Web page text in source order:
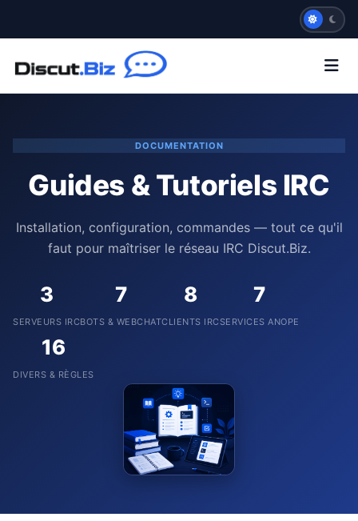
DOCUMENTATION
Guides & Tutoriels IRC
Installation, configuration, commandes — tout ce qu'il
faut pour maîtriser le réseau IRC Discut.Biz.
3
SERVEURS IRC
7
BOTS & WEBCHAT
8
CLIENTS IRC
7
SERVICES ANOPE
16
DIVERS & RÈGLES